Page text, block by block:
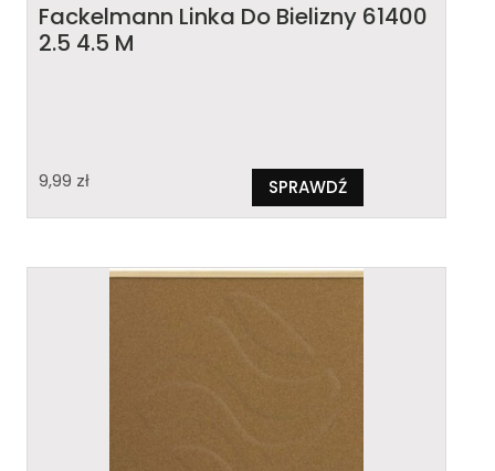
Fackelmann Linka Do Bielizny 61400
2.5 4.5 M
9,99 zł SPRAWDŹ